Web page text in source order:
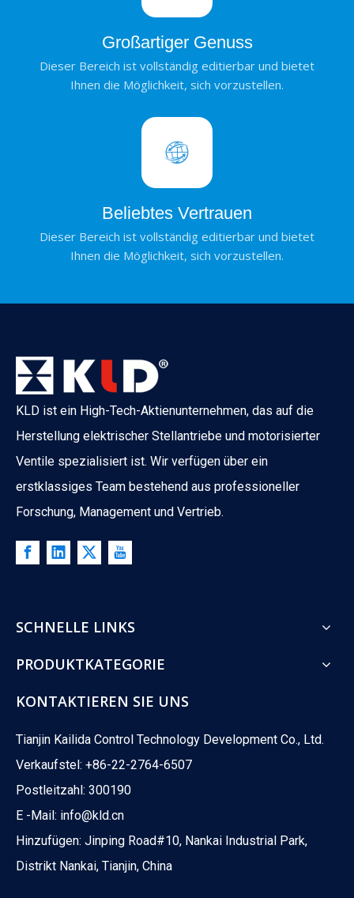
Großartiger Genuss
Dieser Bereich ist vollständig editierbar und bietet
Ihnen die Möglichkeit, sich vorzustellen.
Beliebtes Vertrauen
Dieser Bereich ist vollständig editierbar und bietet
Ihnen die Möglichkeit, sich vorzustellen.
KLD ist ein High-Tech-Aktienunternehmen, das auf die
Herstellung elektrischer Stellantriebe und motorisierter
Ventile spezialisiert ist. Wir verfügen über ein
erstklassiges Team bestehend aus professioneller
Forschung, Management und Vertrieb.
SCHNELLE LINKS
PRODUKTKATEGORIE
KONTAKTIEREN SIE UNS
Tianjin Kailida Control Technology Development Co., Ltd.
Verkaufstel: +86-22-2764-6507
Postleitzahl: 300190
E -Mail: info@kld.cn
Hinzufügen: Jinping Road#10, Nankai Industrial Park,
Distrikt Nankai, Tianjin, China